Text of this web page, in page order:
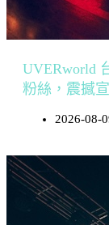
UVERworld
粉絲，震撼
2026-08-